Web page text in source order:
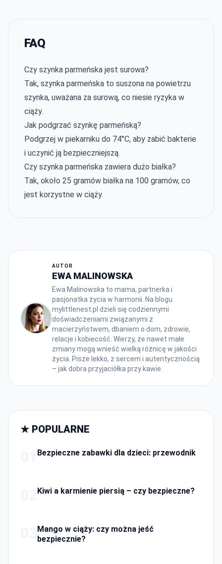
FAQ
Czy szynka parmeńska jest surowa?
Tak, szynka parmeńska to suszona na powietrzu
szynka, uważana za surową, co niesie ryzyka w
ciąży.
Jak podgrzać szynkę parmeńską?
Podgrzej w piekarniku do 74°C, aby zabić bakterie
i uczynić ją bezpieczniejszą.
Czy szynka parmeńska zawiera dużo białka?
Tak, około 25 gramów białka na 100 gramów, co
jest korzystne w ciąży.
AUTOR
EWA MALINOWSKA
Ewa Malinowska to mama, partnerka i
pasjonatka życia w harmonii. Na blogu
mylittlenest.pl dzieli się codziennymi
doświadczeniami związanymi z
macierzyństwem, dbaniem o dom, zdrowie,
relacje i kobiecość. Wierzy, że nawet małe
zmiany mogą wnieść wielką różnicę w jakości
życia. Pisze lekko, z sercem i autentycznością
– jak dobra przyjaciółka przy kawie.
★ POPULARNE
Bezpieczne zabawki dla dzieci: przewodnik
Kiwi a karmienie piersią – czy bezpieczne?
Mango w ciąży: czy można jeść
bezpiecznie?